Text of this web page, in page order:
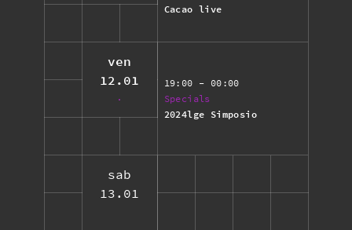
Cacao live
ven
12.01
19:00 - 00:00
Specials
2024lge Simposio
sab
13.01